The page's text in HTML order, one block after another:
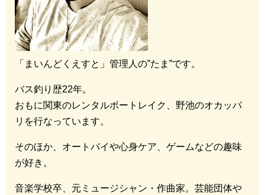
「まいんどくえすと」管理人の”たま”です。
バス釣り歴22年。
おもに関東のレンタルボートレイク、野池のオカッパ
リを行なっています。
そのほか、オートバイや心身ケア、ゲームなどの趣味
が好き。
音楽学校卒、元ミュージシャン・作曲家。芸能団体や